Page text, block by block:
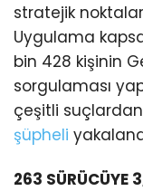
stratejik
Uygulama
bin 428 kişinin
sorgulaması
çeşitli
şüpheli
263 SÜRÜCÜYE